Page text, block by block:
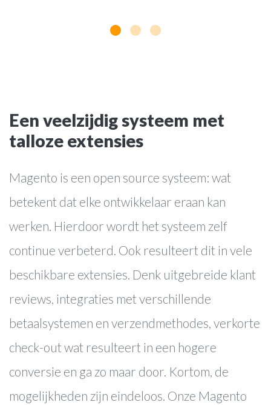
webwinkels
Over ons
Werkwijze
Cases
Blog
Contact
Een veelzijdig systeem met
talloze extensies
Magento is een open source systeem: wat
betekent dat elke ontwikkelaar eraan kan
werken. Hierdoor wordt het systeem zelf
continue verbeterd. Ook resulteert dit in vele
beschikbare extensies. Denk uitgebreide klant
reviews, integraties met verschillende
betaalsystemen en verzendmethodes, verkorte
check-out wat resulteert in een hogere
conversie en ga zo maar door. Kortom, de
mogelijkheden zijn eindeloos. Onze Magento